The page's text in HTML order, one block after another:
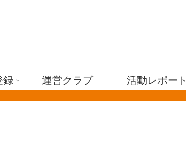
録 運営クラブ 活動レポート